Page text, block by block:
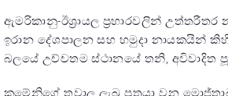
ඇමරිකානු-ඊශ්‍රායල ප්‍රහාරවලින්
ඉරාන දේශපාලන සහ හමුදා නායකයින්
බලයේ උච්චතම ස්ථානයේ තනි,
කමේනිගේ තුවාල ලැබූ පුත්‍රයා වන